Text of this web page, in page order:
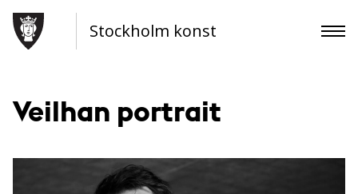
Stockholm konst
Veilhan portrait